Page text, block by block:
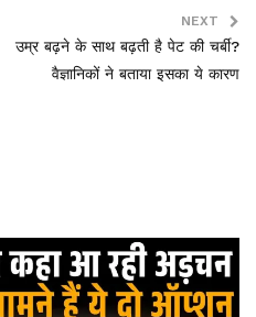
NEXT
उम्र बढ़ने के साथ बढ़ती है पेट की चर्बी?
वैज्ञानिकों ने बताया इसका ये कारण